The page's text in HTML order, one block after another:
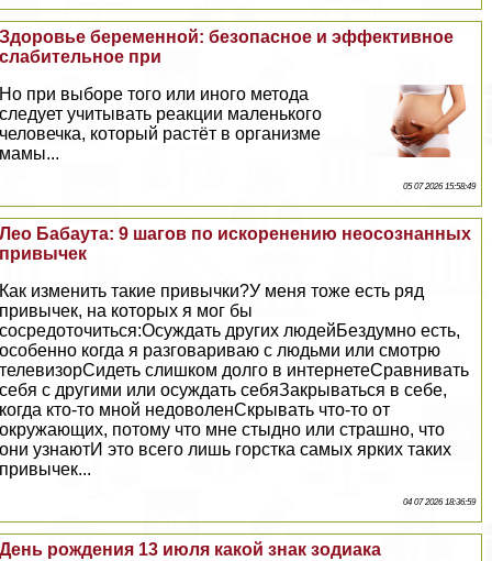
Здоровье беременной: безопасное и эффективное
слабительное при
Но при выборе того или иного метода
следует учитывать реакции маленького
человечка, который растёт в организме
мамы...
05 07 2026 15:58:49
Лео Бабаута: 9 шагов по искоренению неосознанных
привычек
Как изменить такие привычки?У меня тоже есть ряд
привычек, на которых я мог бы
сосредоточиться:Осуждать других людейБездумно есть,
особенно когда я разговариваю с людьми или смотрю
телевизорСидеть слишком долго в интернетеСравнивать
себя с другими или осуждать себяЗакрываться в себе,
когда кто-то мной недоволенСкрывать что-то от
окружающих, потому что мне стыдно или страшно, что
они узнаютИ это всего лишь горстка самых ярких таких
привычек...
04 07 2026 18:36:59
День рождения 13 июля какой знак зодиака